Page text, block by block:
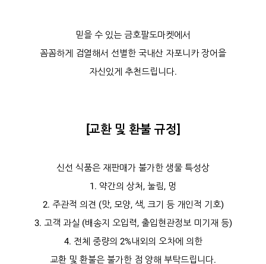
믿을 수 있는 금호팔도마켓에서
꼼꼼하게 검열해서 선별한 국내산 자포니카 장어을
자신있게 추천드립니다.
[교환 및 환불 규정]
신선 식품은 재판매가 불가한 생물 특성상
1. 약간의 상처, 눌림, 멍
2. 주관적 의견 (맛, 모양, 색, 크기 등 개인적 기호)
3. 고객 과실 (배송지 오입력, 출입현관정보 미기재 등)
4. 전체 중량의 2%내외의 오차에 의한
교환 및 환불은 불가한 점 양해 부탁드립니다.